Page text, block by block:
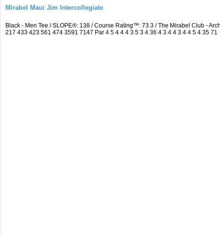
Mirabel Maui Jim Intercollegiate
Black - Men Tee / SLOPE®: 138 / Course Rating™: 73.3 / The Mirabel Club -
217 433 423 561 474 3591 7147 Par 4 5 4 4 4 3 5 3 4 36 4 3 4 4 3 4 4 5 4 35 71